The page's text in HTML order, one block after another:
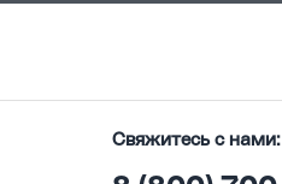
Свяжитесь с нами: